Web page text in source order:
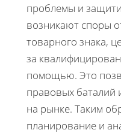
проблемы и
возникают споры
товарного знака,
за
помощью. Это
правовых
на рынке. Таким
планирование и